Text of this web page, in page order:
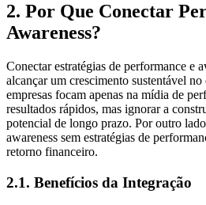
2. Por Que Conectar
Awareness?
Conectar estratégias de performance e
alcançar um crescimento sustentável
empresas focam apenas na mídia de
resultados rápidos, mas ignorar a
potencial de longo prazo. Por outro
awareness sem estratégias de
retorno financeiro.
2.1. Benefícios da Integração